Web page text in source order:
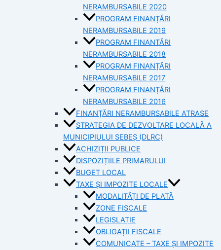
NERAMBURSABILE 2020
PROGRAM FINANȚĂRI
NERAMBURSABILE 2019
PROGRAM FINANTĂRI
NERAMBURSABILE 2018
PROGRAM FINANȚĂRI
NERAMBURSABILE 2017
PROGRAM FINANȚĂRI
NERAMBURSABILE 2016
FINANȚĂRI NERAMBURSABILE ATRASE
STRATEGIA DE DEZVOLTARE LOCALĂ A
MUNICIPIULUI SEBEȘ (DLRC)
ACHIZIȚII PUBLICE
DISPOZIȚIILE PRIMARULUI
BUGET LOCAL
TAXE ȘI IMPOZITE LOCALE
MODALITĂȚI DE PLATĂ
ZONE FISCALE
LEGISLAȚIE
OBLIGAȚII FISCALE
COMUNICATE – TAXE ȘI IMPOZITE